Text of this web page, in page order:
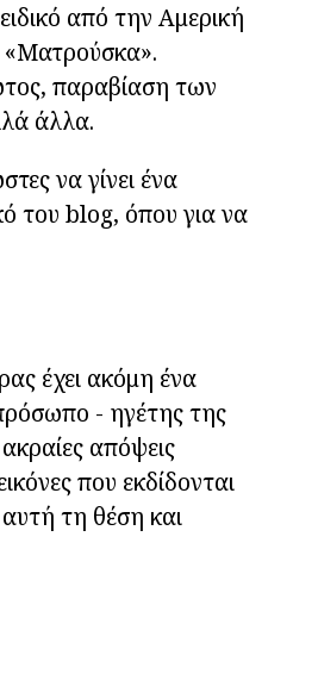
από την Αμερική
«Ματρούσκα».
παραβίαση των
άλλα.
να γίνει ένα
του blog, όπου για να
έχει ακόμη ένα
- ηγέτης της
απόψεις
που εκδίδονται
τη θέση και